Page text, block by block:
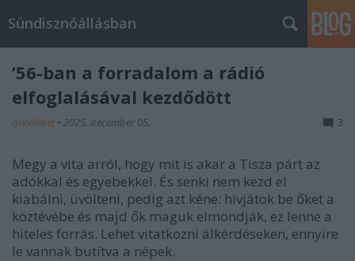
Sündisznóállásban
’56-ban a forradalom a rádió
elfoglalásával kezdődött
quodlibet • 2025. december 05. 3
Megy a vita arról, hogy mit is akar a Tisza párt az
adókkal és egyebekkel. És senki nem kezd el
kiabálni, üvölteni, pedig azt kéne: hívjátok be őket a
köztévébe és majd ők maguk elmondják, ez lenne a
hiteles forrás. Lehet vitatkozni álkérdéseken, ennyire
le vannak butítva a népek.